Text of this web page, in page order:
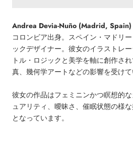
Andrea Devia-Nuño (Madrid, Spain)
コロンビア出身。スペイン・マドリ
ックデザイナー。彼女のイラストレ
トル・ロジックと美学を軸に創作さ
真、幾何学アートなどの影響を受けて
彼女の作品はフェミニンかつ瞑想的
ュアリティ、曖昧さ、催眠状態の様
となっています。